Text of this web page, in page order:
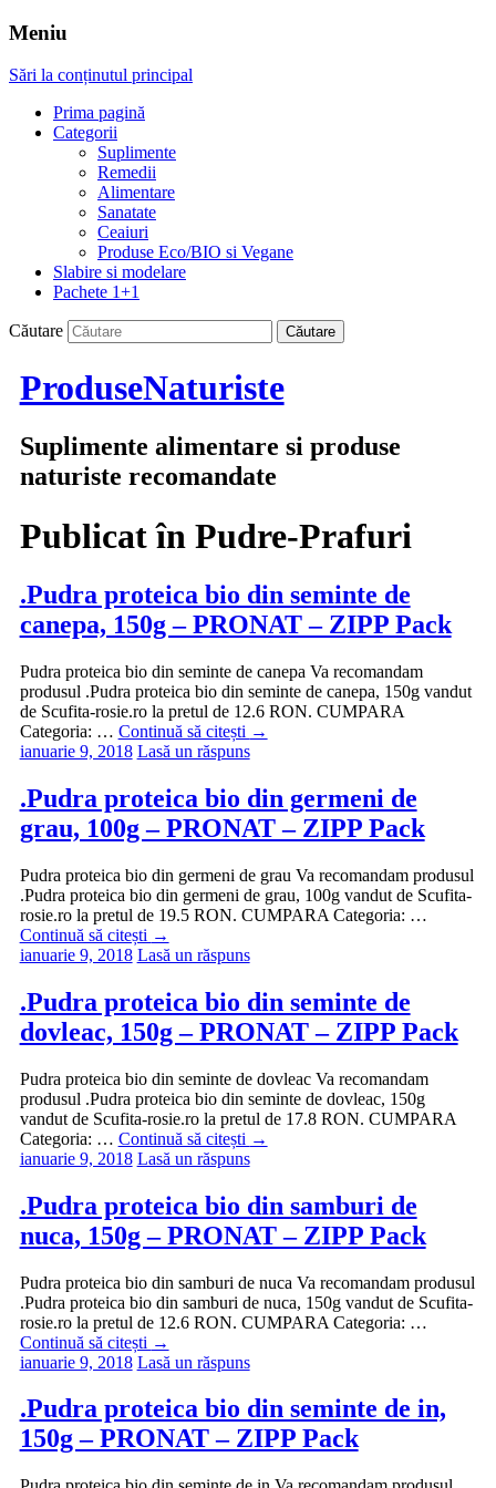
Meniu
Sări la conținutul principal
Prima pagină
Categorii
Suplimente
Remedii
Alimentare
Sanatate
Ceaiuri
Produse Eco/BIO si Vegane
Slabire si modelare
Pachete 1+1
Căutare
ProduseNaturiste
Suplimente alimentare si produse
naturiste recomandate
Publicat în Pudre-Prafuri
.Pudra proteica bio din seminte de
canepa, 150g – PRONAT – ZIPP Pack
Pudra proteica bio din seminte de canepa Va recomandam
produsul .Pudra proteica bio din seminte de canepa, 150g vandut
de Scufita-rosie.ro la pretul de 12.6 RON. CUMPARA
Categoria: … Continuă să citești →
ianuarie 9, 2018 Lasă un răspuns
.Pudra proteica bio din germeni de
grau, 100g – PRONAT – ZIPP Pack
Pudra proteica bio din germeni de grau Va recomandam produsul
.Pudra proteica bio din germeni de grau, 100g vandut de Scufita-
rosie.ro la pretul de 19.5 RON. CUMPARA Categoria: …
Continuă să citești →
ianuarie 9, 2018 Lasă un răspuns
.Pudra proteica bio din seminte de
dovleac, 150g – PRONAT – ZIPP Pack
Pudra proteica bio din seminte de dovleac Va recomandam
produsul .Pudra proteica bio din seminte de dovleac, 150g
vandut de Scufita-rosie.ro la pretul de 17.8 RON. CUMPARA
Categoria: … Continuă să citești →
ianuarie 9, 2018 Lasă un răspuns
.Pudra proteica bio din samburi de
nuca, 150g – PRONAT – ZIPP Pack
Pudra proteica bio din samburi de nuca Va recomandam produsul
.Pudra proteica bio din samburi de nuca, 150g vandut de Scufita-
rosie.ro la pretul de 12.6 RON. CUMPARA Categoria: …
Continuă să citești →
ianuarie 9, 2018 Lasă un răspuns
.Pudra proteica bio din seminte de in,
150g – PRONAT – ZIPP Pack